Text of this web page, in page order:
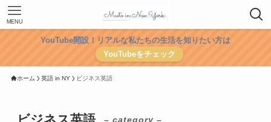
MENU
YouTube開設！リアルな私たちの生活を知りたい方は
YouTubeをチェック
ホーム 英語 in NY ビジネス英語
– category –